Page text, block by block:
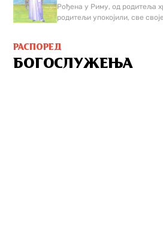
Рођена у Риму, од родитеља
родитељи упокојили, све
РАСПОРЕД
БОГОСЛУЖЕЊА